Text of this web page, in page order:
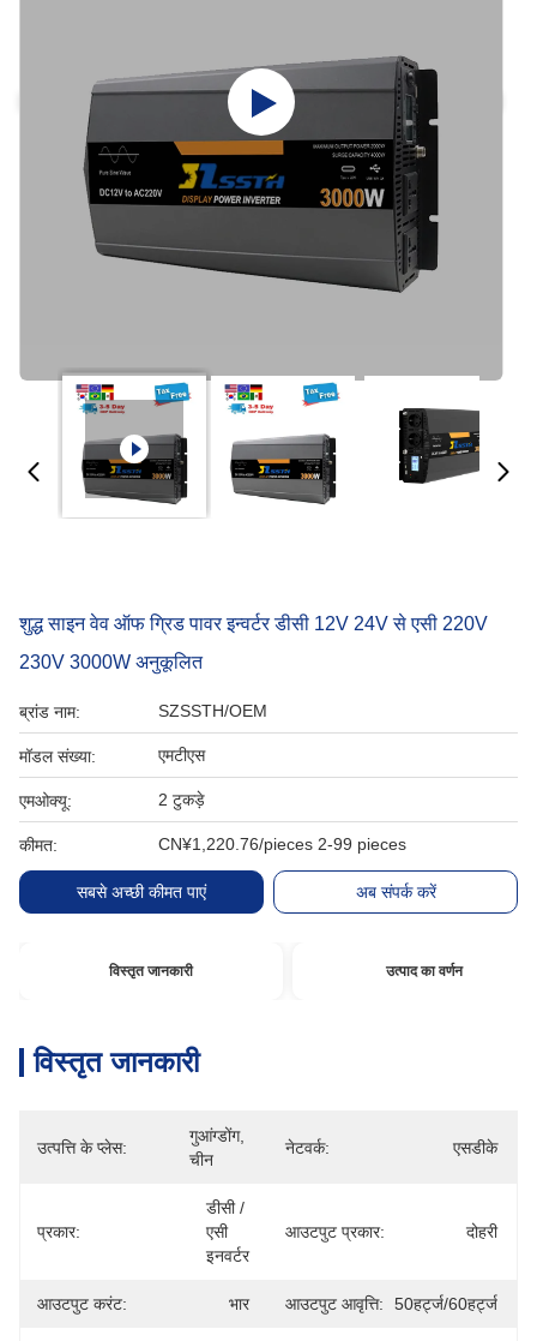
शुद्ध साइन वेव ऑफ ग्रिड पावर इन्वर्टर डीसी 12V 24V से एसी 220V
230V 3000W अनुकूलित
ब्रांड नाम: SZSSTH/OEM
मॉडल संख्या: एमटीएस
एमओक्यू: 2 टुकड़े
कीमत: CN¥1,220.76/pieces 2-99 pieces
सबसे अच्छी कीमत पाएं अब संपर्क करें
विस्तृत जानकारी उत्पाद का वर्णन
विस्तृत जानकारी
उत्पत्ति के प्लेस:
गुआंग्डोंग,
चीन
नेटवर्क: एसडीके
प्रकार:
डीसी /
एसी
इनवर्टर
आउटपुट प्रकार: दोहरी
आउटपुट करंट: भार आउटपुट आवृत्ति: 50हर्ट्ज/60हर्ट्ज